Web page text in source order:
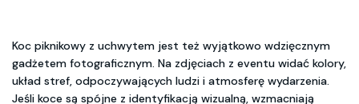
Koc piknikowy z uchwytem jest też wyjątkowo wdzięcznym
gadżetem fotograficznym. Na zdjęciach z eventu widać kolory,
układ stref, odpoczywających ludzi i atmosferę wydarzenia.
Jeśli koce są spójne z identyfikacją wizualną, wzmacniają